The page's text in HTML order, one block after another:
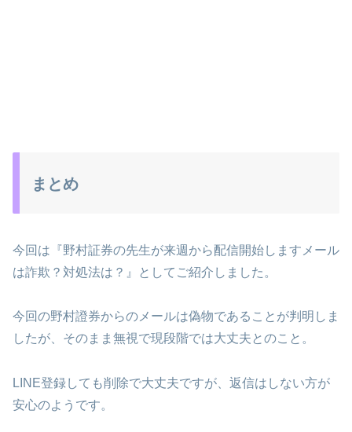
まとめ
今回は『野村証券の先生が来週から配信開始しますメール
は詐欺？対処法は？』としてご紹介しました。
今回の野村證券からのメールは偽物であることが判明しま
したが、そのまま無視で現段階では大丈夫とのこと。
LINE登録しても削除で大丈夫ですが、返信はしない方が
安心のようです。